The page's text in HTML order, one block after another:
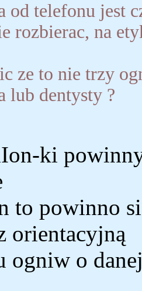
od telefonu jest
rozbierac, na
ze to nie trzy
lub dentysty ?
ki
to powinno
orientacyjną
ogniw o